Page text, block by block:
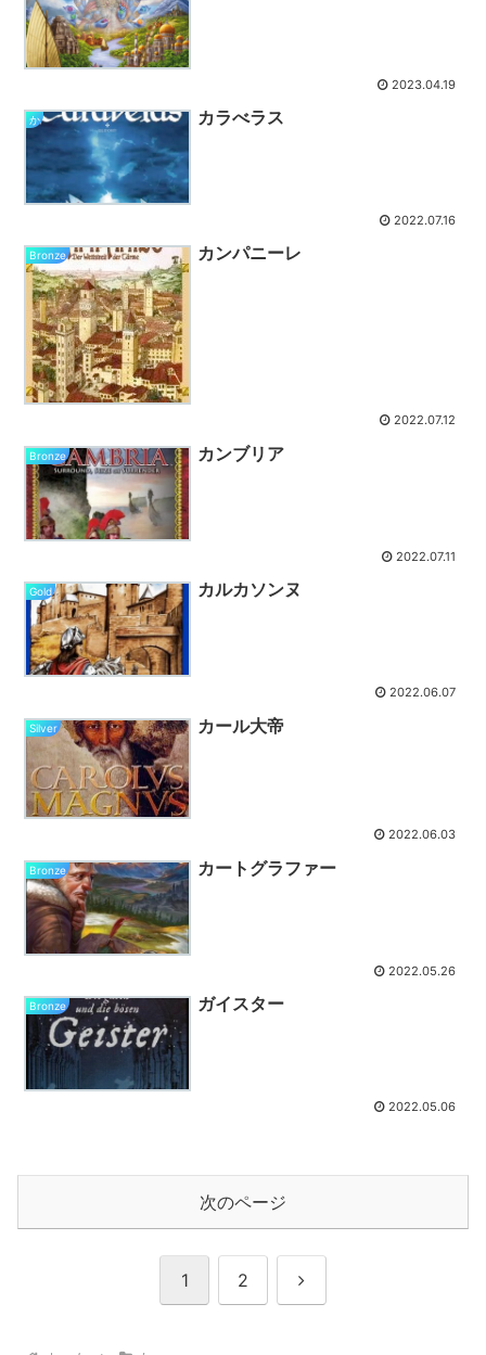
2023.04.19
か カラべラス
2022.07.16
Bronze カンパニーレ
2022.07.12
Bronze カンブリア
2022.07.11
Gold カルカソンヌ
2022.06.07
Silver カール大帝
2022.06.03
Bronze カートグラファー
2022.05.26
Bronze ガイスター
2022.05.06
次のページ
1 2 次